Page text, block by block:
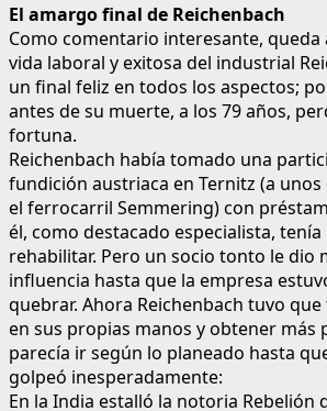
El amargo final de Reichenbach
Como comentario interesante, queda
vida laboral y exitosa del industrial
un final feliz en todos los aspectos;
antes de su muerte, a los 79 años,
fortuna.
Reichenbach había tomado una
fundición austriaca en Ternitz (a unos
el ferrocarril Semmering) con
él, como destacado especialista,
rehabilitar. Pero un socio tonto le dio
influencia hasta que la empresa
quebrar. Ahora Reichenbach tuvo
en sus propias manos y obtener más
parecía ir según lo planeado hasta
golpeó inesperadamente:
En la India estalló la notoria Rebelión